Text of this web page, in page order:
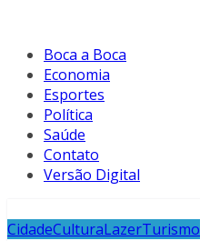
Boca a Boca
Economia
Esportes
Política
Saúde
Contato
Versão Digital
CidadeCulturaLazerTurismo